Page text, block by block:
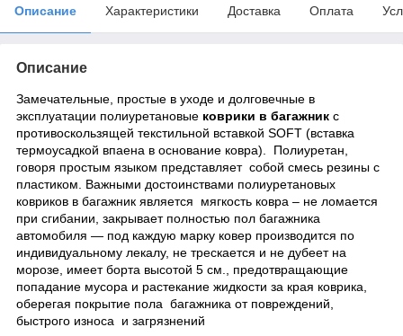
Описание Характеристики Доставка Оплата
Описание
Замечательные, простые в уходе и долговечные в
эксплуатации полиуретановые коврики в багажник с
противоскользящей текстильной вставкой SOFT (вставка
термоусадкой впаена в основание ковра). Полиуретан,
говоря простым языком представляет собой смесь резины с
пластиком. Важными достоинствами полиуретановых
ковриков в багажник является мягкость ковра – не ломается
при сгибании, закрывает полностью пол багажника
автомобиля ― под каждую марку ковер производится по
индивидуальному лекалу, не трескается и не дубеет на
морозе, имеет борта высотой 5 см., предотвращающие
попадание мусора и растекание жидкости за края коврика,
оберегая покрытие пола багажника от повреждений,
быстрого износа и загрязнений